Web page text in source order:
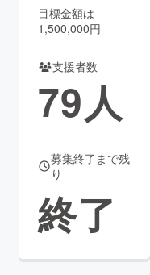
コミュニティ
目標金額は
1,500,000円
支援者数
79人
募集終了まで残
り
終了